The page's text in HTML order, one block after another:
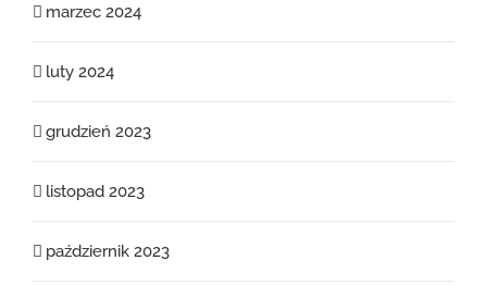
marzec 2024
luty 2024
grudzień 2023
listopad 2023
październik 2023